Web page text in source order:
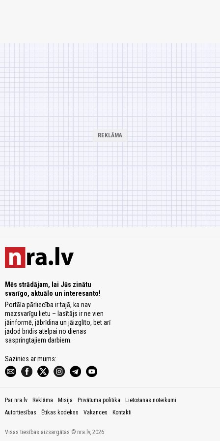
Mēs strādājam, lai Jūs zinātu
svarīgo, aktuālo un interesanto!
Portāla pārliecība ir tajā, ka nav
mazsvarīgu lietu – lasītājs ir ne vien
jāinformē, jābrīdina un jāizglīto, bet arī
jādod brīdis atelpai no dienas
saspringtajiem darbiem.
Sazinies ar mums:
Par nra.lv Reklāma Misija Privātuma politika
Lietošanas noteikumi
Autortiesības
Ētikas kodekss Vakances Kontakti
Visas tiesības aizsargātas © nra.lv, 2026